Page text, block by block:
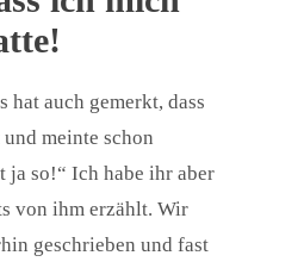
hat auch gemerkt, dass
meinte schon
ja so!“ Ich habe ihr aber
von ihm erzählt. Wir
geschrieben und fast